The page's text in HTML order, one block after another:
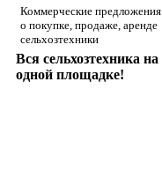
Коммерческие предложения
о покупке, продаже, аренде
сельхозтехники
Вся сельхозтехника на
одной площадке!